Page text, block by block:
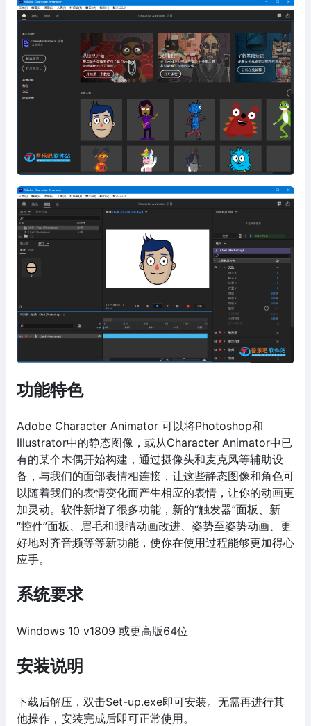
功能特色
Adobe Character Animator 可以将Photoshop和
Illustrator中的静态图像，或从Character Animator中已
有的某个木偶开始构建，通过摄像头和麦克风等辅助设
备，与我们的面部表情相连接，让这些静态图像和角色可
以随着我们的表情变化而产生相应的表情，让你的动画更
加灵动。软件新增了很多功能，新的“触发器”面板、新
“控件”面板、眉毛和眼睛动画改进、姿势至姿势动画、更
好地对齐音频等等新功能，使你在使用过程能够更加得心
应手。
系统要求
Windows 10 v1809 或更高版64位
安装说明
下载后解压，双击Set-up.exe即可安装。无需再进行其
他操作，安装完成后即可正常使用。